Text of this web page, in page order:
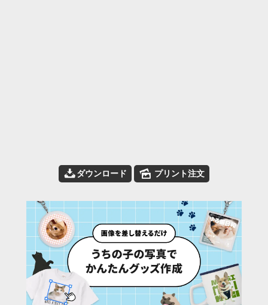
📥ダウンロード 🌄 プリント注文